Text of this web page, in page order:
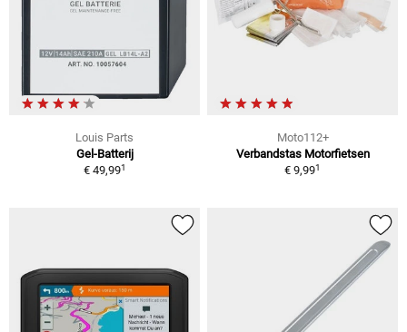
Louis Parts
Gel-Batterij
€ 49,991
Moto112+
Verbandstas Motorfietsen
€ 9,991